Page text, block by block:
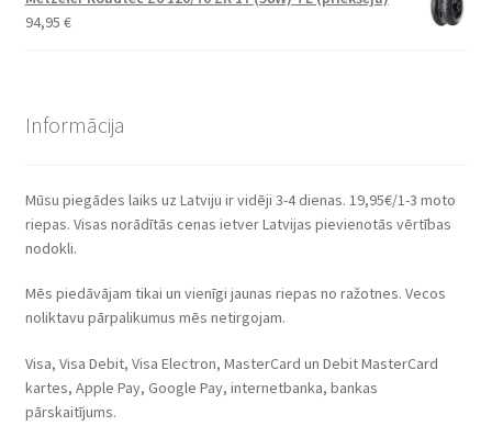
94,95 €
Informācija
Mūsu piegādes laiks uz Latviju ir vidēji 3-4 dienas. 19,95€/1-3 moto
riepas. Visas norādītās cenas ietver Latvijas pievienotās vērtības
nodokli.
Mēs piedāvājam tikai un vienīgi jaunas riepas no ražotnes. Vecos
noliktavu pārpalikumus mēs netirgojam.
Visa, Visa Debit, Visa Electron, MasterCard un Debit MasterCard
kartes, Apple Pay, Google Pay, internetbanka, bankas
pārskaitījums.